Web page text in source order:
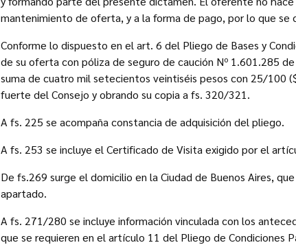
mantenimiento de oferta, y a la forma de pago, por lo que se
Conforme lo dispuesto en el art. 6 del Pliego de Bases y
de su oferta con póliza de seguro de caución Nº 1.601.285 de
suma de cuatro mil setecientos veintiséis pesos con 25/100
fuerte del Consejo y obrando su copia a fs. 320/321.
A fs. 225 se acompaña constancia de adquisición del pliego.
A fs. 253 se incluye el Certificado de Visita exigido por el
De fs.269 surge el domicilio en la Ciudad de Buenos Aires,
apartado.
A fs. 271/280 se incluye información vinculada con los
que se requieren en el artículo 11 del Pliego de Condiciones